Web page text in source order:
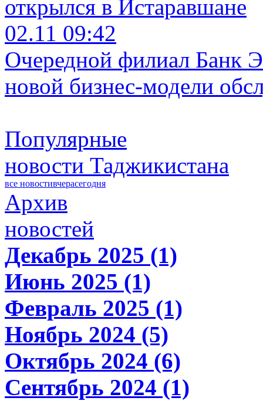
открылся в Истаравшане
02.11 09:42
Очередной филиал Банк
новой бизнес-модели
Популярные
новости Таджикистана
все новостивчерасегодня
Архив
новостей
Декабрь 2025 (1)
Июнь 2025 (1)
Февраль 2025 (1)
Ноябрь 2024 (5)
Октябрь 2024 (6)
Сентябрь 2024 (1)